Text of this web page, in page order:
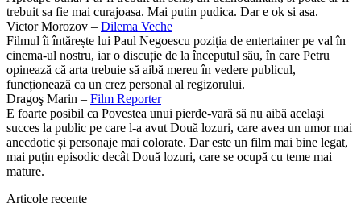
trebuit sa fie mai curajoasa. Mai putin pudica. Dar e ok si asa.
Victor Morozov – Dilema Veche
Filmul îi întărește lui Paul Negoescu poziția de entertainer pe val în
cinema-ul nostru, iar o discuție de la începutul său, în care Petru
opinează că arta trebuie să aibă mereu în vedere publicul,
funcționează ca un crez personal al regizorului.
Dragoş Marin – Film Reporter
E foarte posibil ca Povestea unui pierde-vară să nu aibă același
succes la public pe care l-a avut Două lozuri, care avea un umor mai
anecdotic și personaje mai colorate. Dar este un film mai bine legat,
mai puțin episodic decât Două lozuri, care se ocupă cu teme mai
mature.
Articole recente